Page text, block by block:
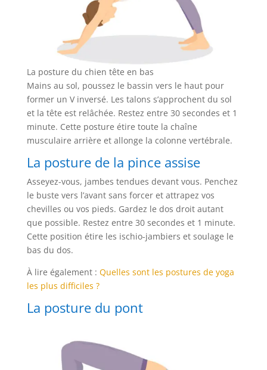
La posture du chien tête en bas
Mains au sol, poussez le bassin vers le haut pour
former un V inversé. Les talons s’approchent du sol
et la tête est relâchée. Restez entre 30 secondes et 1
minute. Cette posture étire toute la chaîne
musculaire arrière et allonge la colonne vertébrale.
La posture de la pince assise
Asseyez-vous, jambes tendues devant vous. Penchez
le buste vers l’avant sans forcer et attrapez vos
chevilles ou vos pieds. Gardez le dos droit autant
que possible. Restez entre 30 secondes et 1 minute.
Cette position étire les ischio-jambiers et soulage le
bas du dos.
À lire également : Quelles sont les postures de yoga
les plus difficiles ?
La posture du pont